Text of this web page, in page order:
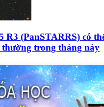
R3 (PanSTARRS) có
trong tháng này